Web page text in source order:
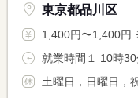
東京都品川区
1,400円〜1,400円 ※フルタイム求人
土曜日，日曜日，